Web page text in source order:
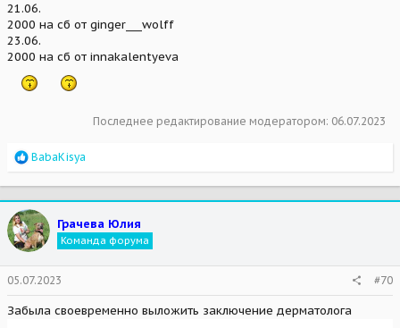
21.06.
2000 на сб от ginger___wolff
23.06.
2000 на сб от innakalentyeva
Последнее редактирование модератором: 06.07.2023
R
a
c
t
i
o
n
s
:
BabaKisya
Грачева Юлия
Команда форума
05.07.2023 #70
Забыла своевременно выложить заключение дерматолога